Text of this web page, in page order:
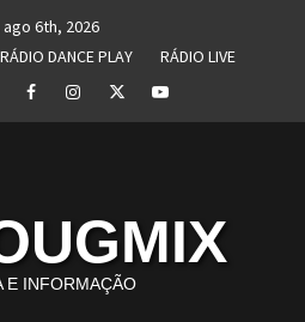
ago 6th, 2026
RÁDIO DANCE PLAY
RÁDIO LIVE
Perfil
II
InstagramTwitterYoutube
E INFORMAÇÃO